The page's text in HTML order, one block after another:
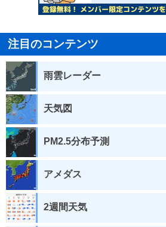
注目のコンテンツ
雨雲レーダー
天気図
PM2.5分布予測
アメダス
2週間天気